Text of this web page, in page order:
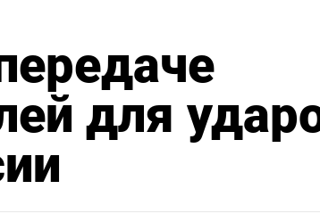
для